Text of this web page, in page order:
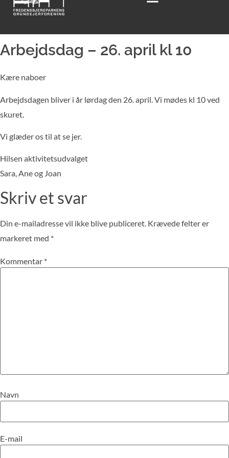
Arbejdsdag – 26. april kl 10
Kære naboer
Arbejdsdagen bliver i år lørdag den 26. april. Vi mødes kl 10 ved
skuret.
Vi glæder os til at se jer.
Hilsen aktivitetsudvalget
Sara, Ane og Joan
Skriv et svar
Din e-mailadresse vil ikke blive publiceret. Krævede felter er
markeret med *
Kommentar *
Navn
E-mail